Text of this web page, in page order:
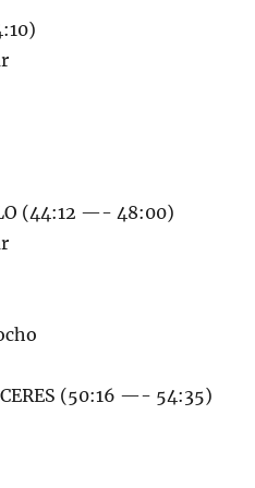
(44:12 —- 48:00)
(50:16 —- 54:35)